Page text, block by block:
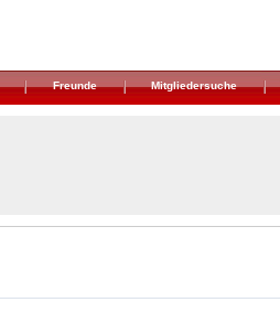
Freunde Mitgliedersuche